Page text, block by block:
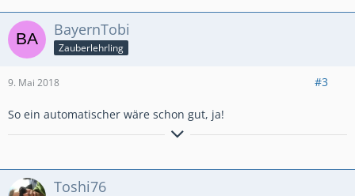
BayernTobi
Zauberlehrling
9. Mai 2018 #3
So ein automatischer wäre schon gut, ja!
Spielerlevel: 13
Trophäenrekord: 5108
aktuelles Deck: Königsriese 13, Lakaienhorde 13, Rakete 10,
Toshi76